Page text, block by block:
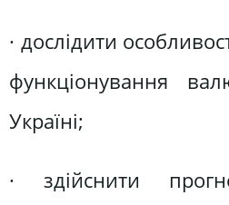
· дослідити
функціонування
Україні;
· здійснити